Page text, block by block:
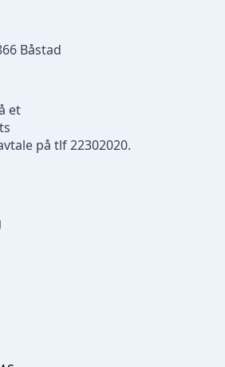
Båstad
et
på tlf 22302020.